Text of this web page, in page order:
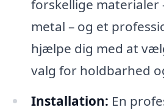
forskellige materialer
metal – og et
hjælpe dig med at
valg for holdbarhed
Installation: En